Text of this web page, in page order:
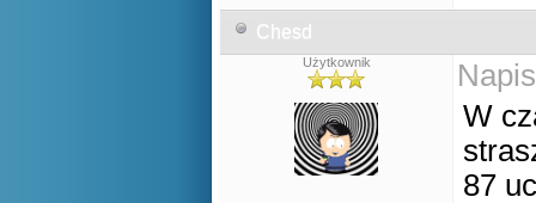
Chesd
Użytkownik
W
87